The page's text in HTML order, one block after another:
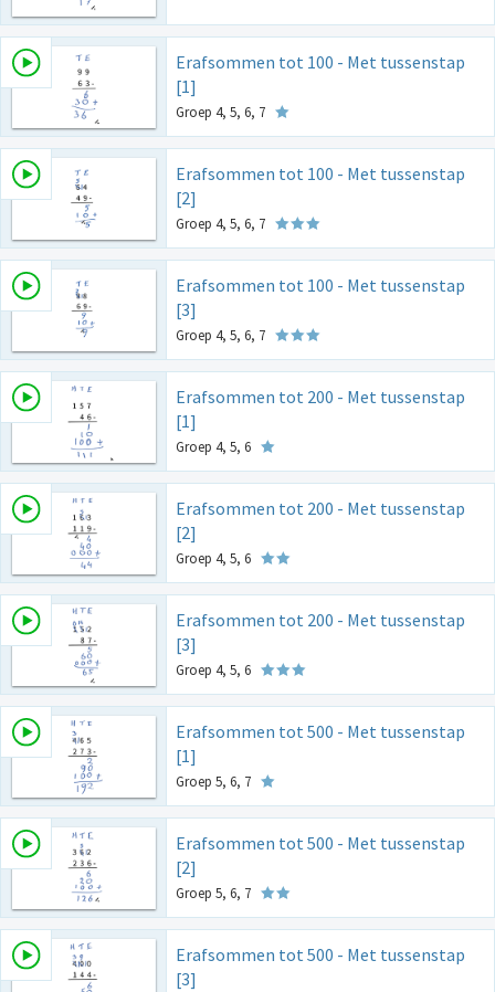
Erafsommen tot 100 - Met tussenstap
[1]
Groep 4, 5, 6, 7
Erafsommen tot 100 - Met tussenstap
[2]
Groep 4, 5, 6, 7
Erafsommen tot 100 - Met tussenstap
[3]
Groep 4, 5, 6, 7
Erafsommen tot 200 - Met tussenstap
[1]
Groep 4, 5, 6
Erafsommen tot 200 - Met tussenstap
[2]
Groep 4, 5, 6
Erafsommen tot 200 - Met tussenstap
[3]
Groep 4, 5, 6
Erafsommen tot 500 - Met tussenstap
[1]
Groep 5, 6, 7
Erafsommen tot 500 - Met tussenstap
[2]
Groep 5, 6, 7
Erafsommen tot 500 - Met tussenstap
[3]